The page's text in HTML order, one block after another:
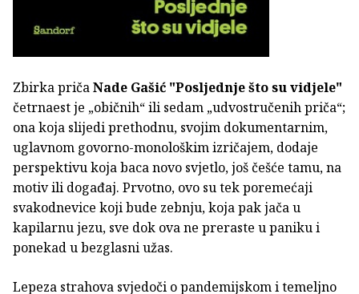
Zbirka pričaNade Gašić "Posljednje što su vidjele"
četrnaest je „običnih“ ili sedam „udvostručenih priča“;
ona koja slijedi prethodnu, svojim dokumentarnim,
uglavnom govorno-monološkim izričajem, dodaje
perspektivu koja baca novo svjetlo, još češće tamu, na
motiv ili događaj. Prvotno, ovo su tek poremećaji
svakodnevice koji bude zebnju, koja pak jača u
kapilarnu jezu, sve dok ova ne preraste u paniku i
ponekad u bezglasni užas.
Lepeza strahova svjedoči o pandemijskom i temeljno